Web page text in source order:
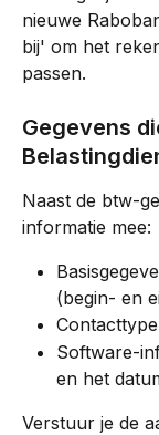
nieuwe
bij' om het
passen.
Gegevens
Naast de btw-
informatie mee:
(begin- en
Software-
en het
Verstuur je de